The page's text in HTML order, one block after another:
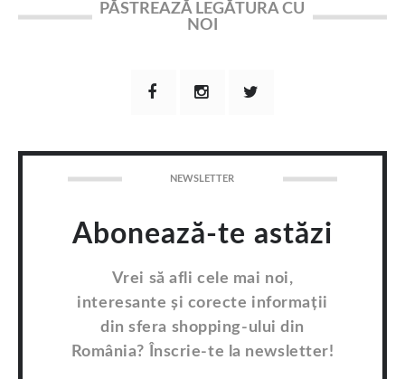
PĂSTREAZĂ LEGĂTURA CU
NOI
NEWSLETTER
Abonează-te astăzi
Vrei să afli cele mai noi,
interesante și corecte informații
din sfera shopping-ului din
România? Înscrie-te la newsletter!